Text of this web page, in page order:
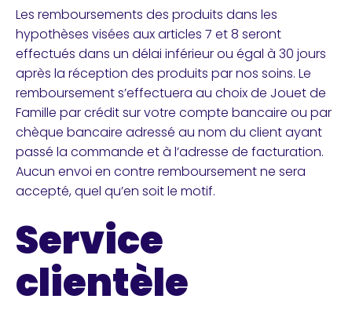
Les remboursements des produits dans les
hypothèses visées aux articles 7 et 8 seront
effectués dans un délai inférieur ou égal à 30 jours
après la réception des produits par nos soins. Le
remboursement s’effectuera au choix de Jouet de
Famille par crédit sur votre compte bancaire ou par
chèque bancaire adressé au nom du client ayant
passé la commande et à l’adresse de facturation.
Aucun envoi en contre remboursement ne sera
accepté, quel qu’en soit le motif.
Service
clientèle